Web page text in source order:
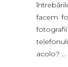
facem
acolo?